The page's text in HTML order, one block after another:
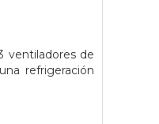
ventiladores de
refrigeración